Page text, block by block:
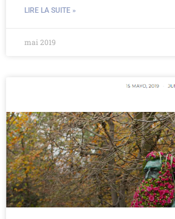
LIRE LA SUITE »
mai 2019